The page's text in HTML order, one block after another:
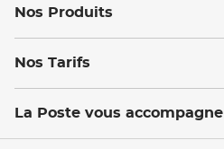
Nos Produits
Nos Tarifs
La Poste vous accompagne